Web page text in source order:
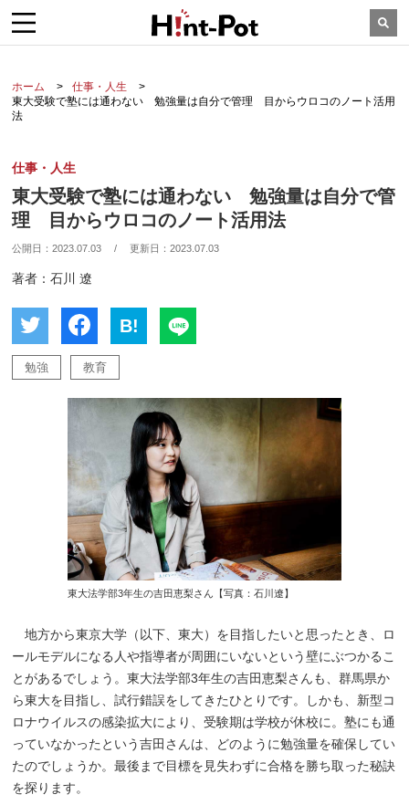
ホーム
仕事・人生
東大受験で塾には通わない 勉強量は自分で管理 目からウロコのノート活用
法
仕事・人生
東大受験で塾には通わない 勉強量は自分で管
理 目からウロコのノート活用法
公開日：2023.07.03 / 更新日：2023.07.03
著者：石川 遼
B!
勉強 教育
東大法学部3年生の吉田恵梨さん【写真：石川遼】
地方から東京大学（以下、東大）を目指したいと思ったとき、ロ
ールモデルになる人や指導者が周囲にいないという壁にぶつかるこ
とがあるでしょう。東大法学部3年生の吉田恵梨さんも、群馬県か
ら東大を目指し、試行錯誤をしてきたひとりです。しかも、新型コ
ロナウイルスの感染拡大により、受験期は学校が休校に。塾にも通
っていなかったという吉田さんは、どのように勉強量を確保してい
たのでしょうか。最後まで目標を見失わずに合格を勝ち取った秘訣
を探ります。